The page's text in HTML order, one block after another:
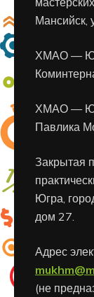
Мансийск,
ХМАО —
ХМАО —
Павлика
Закрытая
Югра,
дом 27.
Адрес
(не